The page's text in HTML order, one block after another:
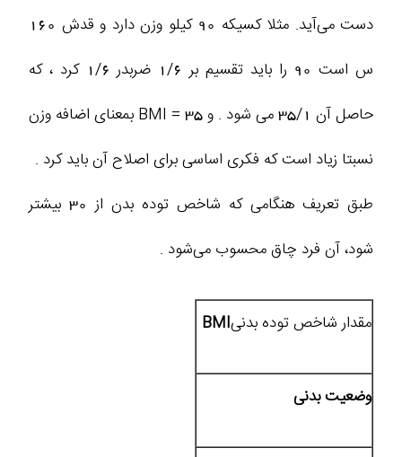
دست می‌آید. مثلا کسیکه 90 کیلو وزن دارد و قدش 160
س است 90 را باید تقسیم بر 1/6 ضربدر 1/6 کرد ، که
حاصل آن 35/1 می شود . و BMI = 35 بمعنای اضافه وزن
نسبتا زیاد است که فکری اساسی برای اصلاح آن باید کرد .
طبق تعریف هنگامی که شاخص توده بدن از 30 بیشتر
شود، آن فرد چاق محسوب می‌شود .
مقدار شاخص توده بدنیBMI
وضعیت بدنی